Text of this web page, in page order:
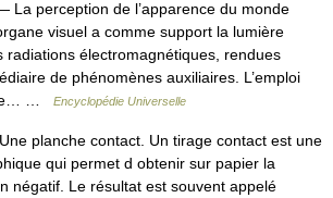
La perception de l’apparence du monde
visuel a comme support la lumière
radiations électromagnétiques, rendues
de phénomènes auxiliaires. L’emploi
…
Encyclopédie Universelle
planche contact. Un tirage contact est une
qui permet d obtenir sur papier la
négatif. Le résultat est souvent appelé